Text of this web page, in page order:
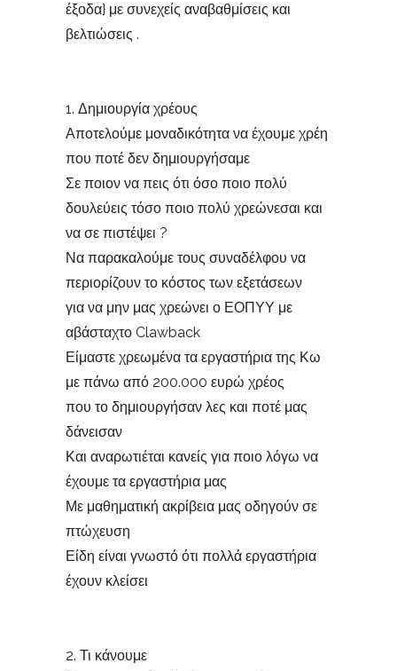
έξοδα} με συνεχείς αναβαθμίσεις και
βελτιώσεις .
1. Δημιουργία χρέους
Αποτελούμε μοναδικότητα να έχουμε χρέη
που ποτέ δεν δημιουργήσαμε
Σε ποιον να πεις ότι όσο ποιο πολύ
δουλεύεις τόσο ποιο πολύ χρεώνεσαι και
να σε πιστέψει ?
Να παρακαλούμε τους συναδέλφου να
περιορίζουν το κόστος των εξετάσεων
για να μην μας χρεώνει ο ΕΟΠΥΥ με
αβάσταχτο Clawback
Είμαστε χρεωμένα τα εργαστήρια της Κω
με πάνω από 200.000 ευρώ χρέος
που το δημιουργήσαν λες και ποτέ μας
δάνεισαν
Και αναρωτιέται κανείς για ποιο λόγω να
έχουμε τα εργαστήρια μας
Με μαθηματική ακρίβεια μας οδηγούν σε
πτώχευση
Είδη είναι γνωστό ότι πολλά εργαστήρια
έχουν κλείσει
2. Τι κάνουμε